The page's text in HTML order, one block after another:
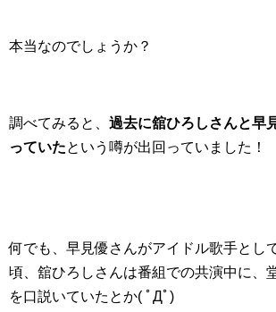
本当なのでしょうか？
調べてみると、 過去に舘ひろしさんと早
っていたという噂が出回っていました！
何でも、早見優さんがアイドル歌手とし
頃、舘ひろしさんは番組での共演中に、
を口説いていた とか( ﾟДﾟ)